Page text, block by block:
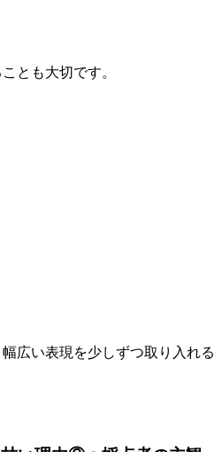
とも大切です。
広い表現を少しずつ取り入れる